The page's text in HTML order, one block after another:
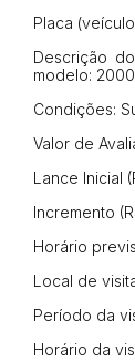
Placa
Descrição
modelo:
Condições:
Valor de
Lance Inicial
Incremento
Horário
Local de
Período da
Horário da